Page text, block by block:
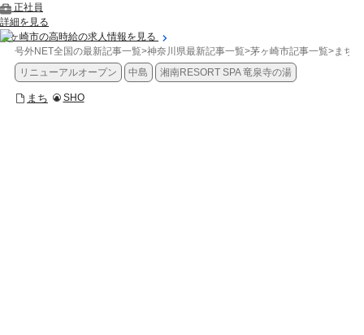
正社員
詳細を見る
茅ヶ崎市の高時給の求人情報を見る
号外NET全国の最新記事一覧>神奈川県最新記事一覧>茅ヶ崎市記事一覧>まち
リニューアルオープン
中島 湘南RESORT SPA 竜泉寺の湯
まち SHO